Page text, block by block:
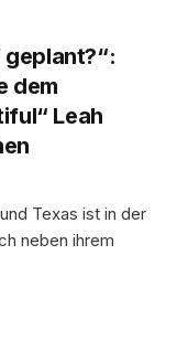
geplant?“:
dem
Leah
Texas ist in der
neben ihrem